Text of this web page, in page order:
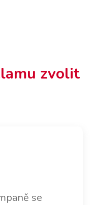
zvolit
se